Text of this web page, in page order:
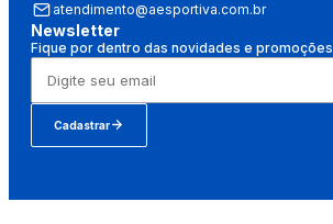
atendimento@aesportiva.com.br
Newsletter
Fique por dentro das novidades e promoções
Cadastrar